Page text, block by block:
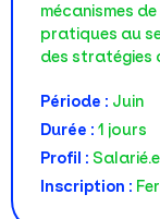
mécanismes
pratiques au
des stratégies
Période : Juin
Durée : 1 jours
Profil :
Inscription :